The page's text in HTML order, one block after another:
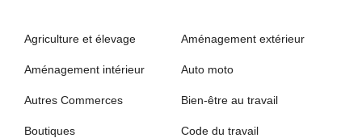
Agriculture et élevage Aménagement extérieur
Aménagement intérieur Auto moto
Autres Commerces Bien-être au travail
Boutiques Code du travail